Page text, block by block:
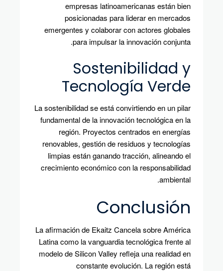
empresas latinoamericanas están bien
posicionadas para liderar en mercados
emergentes y colaborar con actores globales
para impulsar la innovación conjunta.
Sostenibilidad y
Tecnología Verde
La sostenibilidad se está convirtiendo en un pilar
fundamental de la innovación tecnológica en la
región. Proyectos centrados en energías
renovables, gestión de residuos y tecnologías
limpias están ganando tracción, alineando el
crecimiento económico con la responsabilidad
ambiental.
Conclusión
La afirmación de Ekaitz Cancela sobre América
Latina como la vanguardia tecnológica frente al
modelo de Silicon Valley refleja una realidad en
constante evolución. La región está